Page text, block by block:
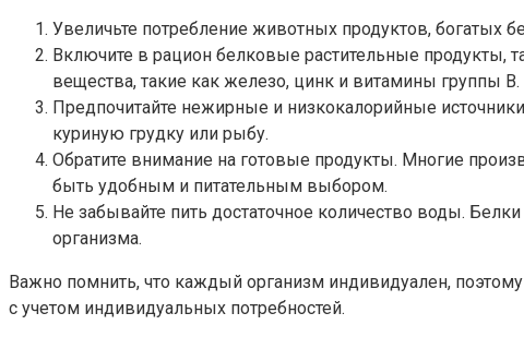
Увеличьте потребление животных продуктов, богатых
Включите в рацион белковые растительные продукты,
вещества, такие как железо, цинк и витамины группы В.
Предпочитайте нежирные и низкокалорийные
куриную грудку или рыбу.
Обратите внимание на готовые продукты. Многие
быть удобным и питательным выбором.
Не забывайте пить достаточное количество воды.
организма.
Важно помнить, что каждый организм индивидуален,
с учетом индивидуальных потребностей.